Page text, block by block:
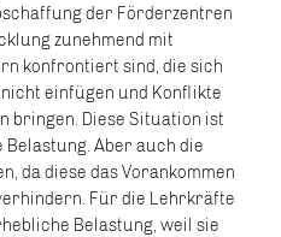
der Förderzentren
zunehmend mit
konfrontiert sind, die sich
einfügen und Konflikte
bringen. Diese Situation ist
Aber auch die
da diese das Vorankommen
Für die Lehrkräfte
Belastung, weil sie